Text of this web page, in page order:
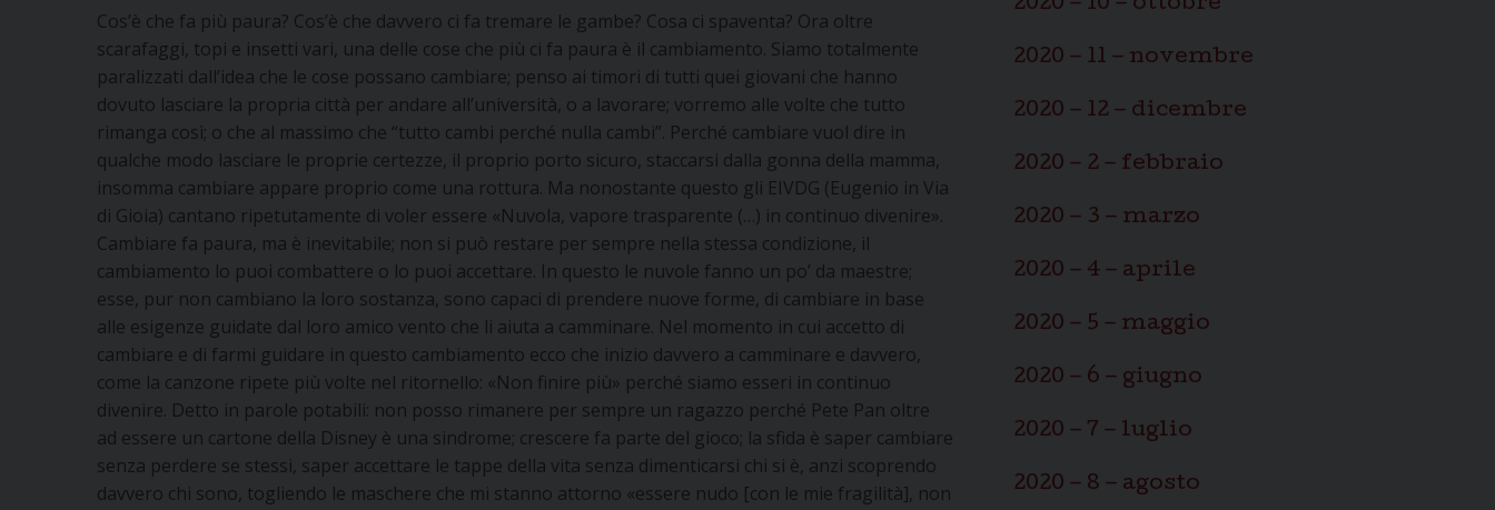
Cos’è che fa più paura? Cos’è che davvero ci fa tremare le gambe? Cosa ci spaventa? Ora oltre
scarafaggi, topi e insetti vari, una delle cose che più ci fa paura è il cambiamento. Siamo totalmente
paralizzati dall’idea che le cose possano cambiare; penso ai timori di tutti quei giovani che hanno
dovuto lasciare la propria città per andare all’università, o a lavorare; vorremo alle volte che tutto
rimanga così; o che al massimo che “tutto cambi perché nulla cambi”. Perché cambiare vuol dire in
qualche modo lasciare le proprie certezze, il proprio porto sicuro, staccarsi dalla gonna della mamma,
insomma cambiare appare proprio come una rottura. Ma nonostante questo gli EIVDG (Eugenio in Via
di Gioia) cantano ripetutamente di voler essere «Nuvola, vapore trasparente (…) in continuo divenire».
Cambiare fa paura, ma è inevitabile; non si può restare per sempre nella stessa condizione, il
cambiamento lo puoi combattere o lo puoi accettare. In questo le nuvole fanno un po’ da maestre;
esse, pur non cambiano la loro sostanza, sono capaci di prendere nuove forme, di cambiare in base
alle esigenze guidate dal loro amico vento che li aiuta a camminare. Nel momento in cui accetto di
cambiare e di farmi guidare in questo cambiamento ecco che inizio davvero a camminare e davvero,
come la canzone ripete più volte nel ritornello: «Non finire più» perché siamo esseri in continuo
divenire. Detto in parole potabili: non posso rimanere per sempre un ragazzo perché Pete Pan oltre
ad essere un cartone della Disney è una sindrome; crescere fa parte del gioco; la sfida è saper cambiare
senza perdere se stessi, saper accettare le tappe della vita senza dimenticarsi chi si è, anzi scoprendo
davvero chi sono, togliendo le maschere che mi stanno attorno «essere nudo [con le mie fragilità], non
2020 – 11 – novembre
2020 – 12 – dicembre
2020 – 2 – febbraio
2020 – 3 – marzo
2020 – 4 – aprile
2020 – 5 – maggio
2020 – 6 – giugno
2020 – 7 – luglio
2020 – 8 – agosto